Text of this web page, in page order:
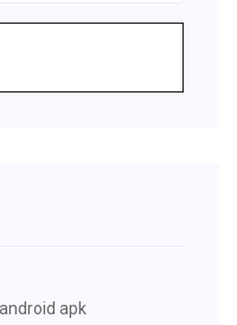
apk